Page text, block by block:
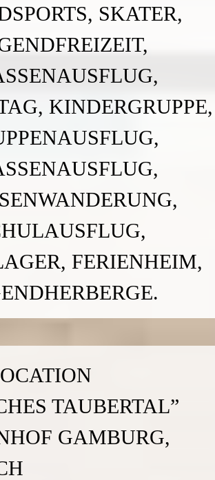
GAMBURG
und Eventsaal im Taubertal
TAUBERTAL”
GAMBURG,